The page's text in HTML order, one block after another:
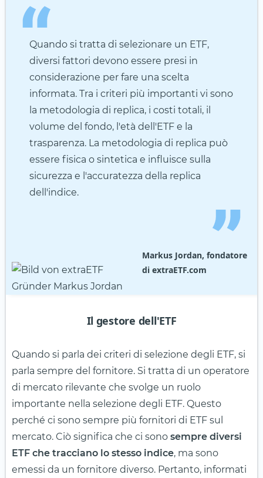
Markus Jordan, fondatore
di extraETF.com
Quando si tratta di selezionare un ETF,
diversi fattori devono essere presi in
considerazione per fare una scelta
informata. Tra i criteri più importanti vi sono
la metodologia di replica, i costi totali, il
volume del fondo, l'età dell'ETF e la
trasparenza. La metodologia di replica può
essere fisica o sintetica e influisce sulla
sicurezza e l'accuratezza della replica
dell'indice.
Il gestore dell'ETF
Quando si parla dei criteri di selezione degli ETF, si
parla sempre del fornitore. Si tratta di un operatore
di mercato rilevante che svolge un ruolo
importante nella selezione degli ETF. Questo
perché ci sono sempre più fornitori di ETF sul
mercato. Ciò significa che ci sono sempre diversi
ETF che tracciano lo stesso indice, ma sono
emessi da un fornitore diverso. Pertanto, informati